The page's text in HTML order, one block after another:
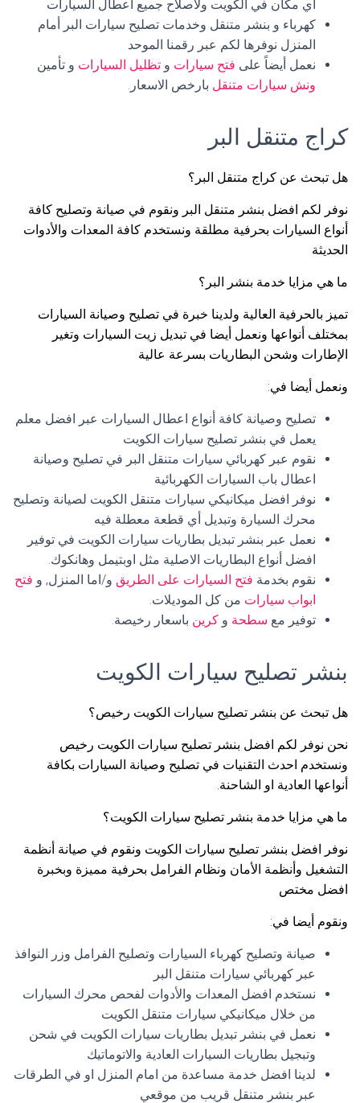
أي مكان في الكويت ولاصلاح جميع اعطال السيارات
كهرباء و بنشر متنقل وخدمات تصليح سيارات البر أمام
المنزل نوفرها لكم عبر رقمنا الموحد
نعمل أيضاً على فتح سيارات و تظليل السيارات و تأمين
ونش سيارات متنقل بارخص الاسعار.
كراج متنقل البر
هل تبحث عن كراج متنقل البر؟
نوفر لكم افضل بنشر متنقل البر ونقوم في صيانة وتصليح كافة
أنواع السيارات بحرفية مطلقة ونستخدم كافة المعدات والأدوات
الحديثة
ما هي مزايا خدمة بنشر البر؟
تميز بالحرفية العالية ولدينا خبرة في تصليح وصيانة السيارات
بمختلف أنواعها ونعمل أيضا في تبديل زيت السيارات وتغير
الإطارات وشحن البطاريات بسرعة عالية
ونعمل أيضا في:
تصليح وصيانة كافة أنواع اعطال السيارات عبر افضل معلم
يعمل في بنشر تصليح سيارات الكويت
نقوم عبر كهربائي سيارات متنقل البر في تصليح وصيانة
اعطال باب السيارات الكهربائية
نوفر افضل ميكانيكي سيارات متنقل الكويت لصيانة وتصليح
محرك السيارة وتبديل أي قطعة معطلة فيه
نعمل عبر بنشر تبديل بطاريات سيارات الكويت في توفير
افضل أنواع البطاريات الاصلية مثل اوبتيمل وهانكوك.
نقوم بخدمة فتح السيارات على الطريق و/اما المنزل, و فتح
ابواب سيارات من كل الموديلات.
توفير مع سطحة و كرين باسعار رخيصة.
بنشر تصليح سيارات الكويت
هل تبحث عن بنشر تصليح سيارات الكويت رخيص؟
نحن نوفر لكم افضل بنشر تصليح سيارات الكويت رخيص
ونستخدم احدث التقنيات في تصليح وصيانة السيارات بكافة
أنواعها العادية او الشاحنة.
ما هي مزايا خدمة بنشر تصليح سيارات الكويت؟
نوفر افضل بنشر تصليح سيارات الكويت ونقوم في صيانة أنظمة
التشغيل وأنظمة الأمان ونظام الفرامل بحرفية مميزة وبخبرة
افضل مختص
ونقوم أيضا في:
صيانة وتصليح كهرباء السيارات وتصليح الفرامل وزر النوافذ
عبر كهربائي سيارات متنقل البر
نستخدم افضل المعدات والأدوات لفحص محرك السيارات
من خلال ميكانيكي سيارات متنقل الكويت
نعمل في بنشر تبديل بطاريات سيارات الكويت في شحن
وتبجيل بطاريات السيارات العادية والاتوماتيك
لدينا افضل خدمة مساعدة من امام المنزل او في الطرقات
عبر بنشر متنقل قريب من موقعي